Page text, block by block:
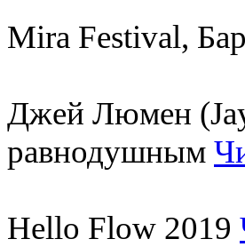
Mira Festival,
Джей Люмен (Jay
равнодушным
Hello Flow 2019